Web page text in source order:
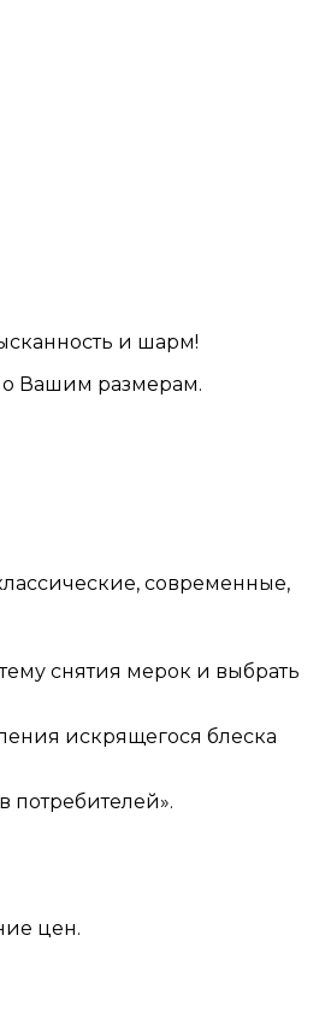
и шарм!
Вашим размерам.
современные,
снятия мерок и выбрать
искрящегося блеска
потребителей».
цен.